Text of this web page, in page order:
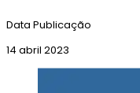
Data Publicação
14 abril 2023